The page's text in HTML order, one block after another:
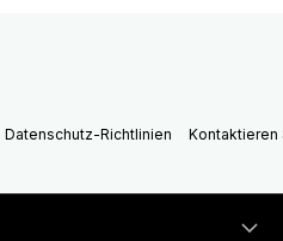
Datenschutz-Richtlinien Kontaktieren